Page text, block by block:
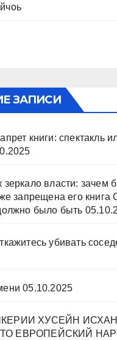
ЗАПИСИ
книги: спектакль
зеркало власти: зачем
запрещена его книга
было быть
убивать
05.10.2025
ХУСЕЙН
ЕВРОПЕЙСКИЙ